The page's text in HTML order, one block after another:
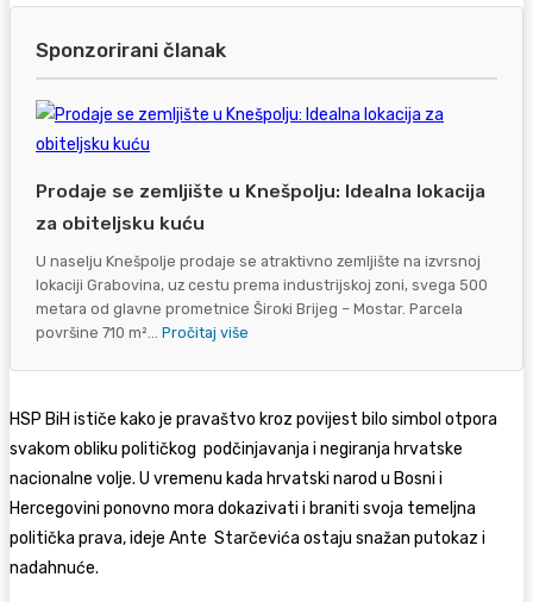
Sponzorirani članak
Prodaje se zemljište u Knešpolju: Idealna lokacija
za obiteljsku kuću
U naselju Knešpolje prodaje se atraktivno zemljište na izvrsnoj
lokaciji Grabovina, uz cestu prema industrijskoj zoni, svega 500
metara od glavne prometnice Široki Brijeg – Mostar. Parcela
površine 710 m²... Pročitaj više
HSP BiH ističe kako je pravaštvo kroz povijest bilo simbol otpora
svakom obliku političkog podčinjavanja i negiranja hrvatske
nacionalne volje. U vremenu kada hrvatski narod u Bosni i
Hercegovini ponovno mora dokazivati i braniti svoja temeljna
politička prava, ideje Ante Starčevića ostaju snažan putokaz i
nadahnuće.